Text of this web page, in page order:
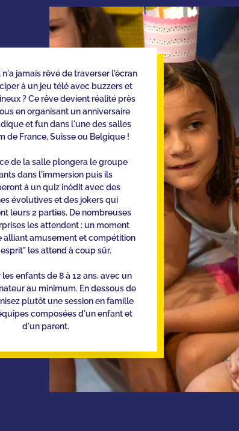
jamais rêvé de traverser l'écran
à un jeu télé avec buzzers et
? Ce rêve devient réalité près
en organisant un anniversaire
et fun dans l'une des salles
de France, Suisse ou Belgique !
de la salle plongera le groupe
dans l'immersion puis ils
à un quiz inédit avec des
évolutives et des jokers qui
leurs 2 parties. De nombreuses
les attendent : un moment
alliant amusement et compétition
les attend à coup sûr.
enfants de 8 à 12 ans, avec un
au minimum. En dessous de
plutôt une session en famille
composées d'un enfant et
d'un parent.